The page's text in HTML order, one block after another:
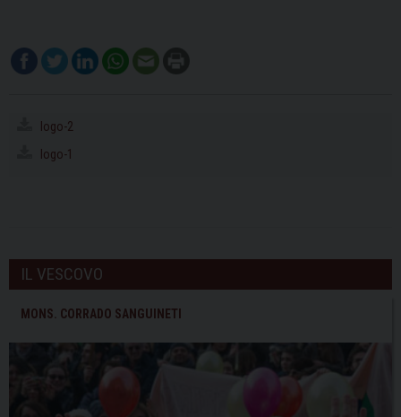
logo-2
logo-1
IL VESCOVO
MONS. CORRADO SANGUINETI